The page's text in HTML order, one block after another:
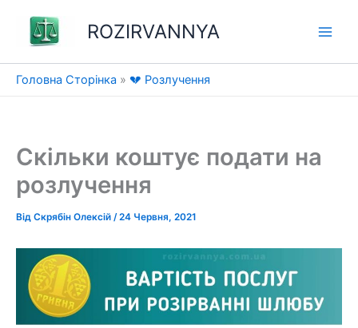
вмісту
ROZIRVANNYA
Головна Сторінка » 💔 Розлучення
Скільки коштує подати на
розлучення
Від Скрябін Олексій /24 Червня, 2021